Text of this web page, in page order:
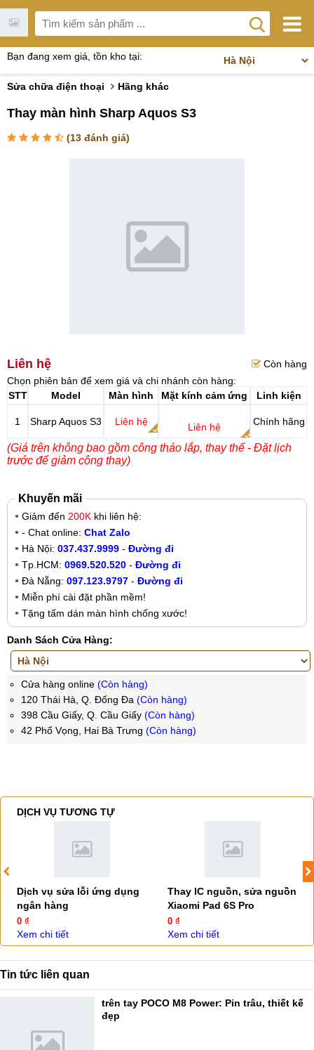
Bạn đang xem giá, tồn kho tại:
Sửa chữa điện thoại Hãng khác
Thay màn hình Sharp Aquos S3
(13 đánh giá)
Liên hệ
Còn hàng
Chọn phiên bản để xem giá và chi nhánh còn hàng:
STT
Model Màn hình Mặt kính cảm ứng Linh kiện
1 Sharp Aquos S3 Liên hệ Liên hệ Chính hãng
(Giá trên không bao gồm công tháo lắp, thay thế - Đặt lịch
trước để giảm công thay)
Khuyến mãi
Giảm đến 200K khi liên hệ:
- Chat online: Chat Zalo
Hà Nội: 037.437.9999 - Đường đi
Tp.HCM: 0969.520.520 - Đường đi
Đà Nẵng: 097.123.9797 - Đường đi
Miễn phí cài đặt phần mềm!
Tặng tấm dán màn hình chống xước!
Danh Sách Cửa Hàng:
Cửa hàng online (Còn hàng)
120 Thái Hà, Q. Đống Đa (Còn hàng)
398 Cầu Giấy, Q. Cầu Giấy (Còn hàng)
42 Phố Vọng, Hai Bà Trưng (Còn hàng)
DỊCH VỤ TƯƠNG TỰ
Dịch vụ sửa lỗi ứng dụng
ngân hàng
0 ₫
Xem chi tiết
Thay IC nguồn, sửa nguồn
Xiaomi Pad 6S Pro
0 ₫
Xem chi tiết
Tin tức liên quan
trên tay POCO M8 Power: Pin trâu, thiết kế
đẹp